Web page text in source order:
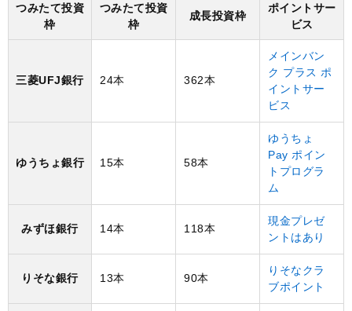
つみたて投資
枠
つみたて投資
枠
成長投資枠
ポイントサー
ビス
三菱UFJ銀行 24本 362本
メインバン
ク プラス ポ
イントサー
ビス
ゆうちょ銀行 15本 58本
ゆうちょ
Pay ポイン
トプログラ
ム
みずほ銀行 14本 118本
現金プレゼ
ントはあり
りそな銀行 13本 90本
りそなクラ
ブポイント